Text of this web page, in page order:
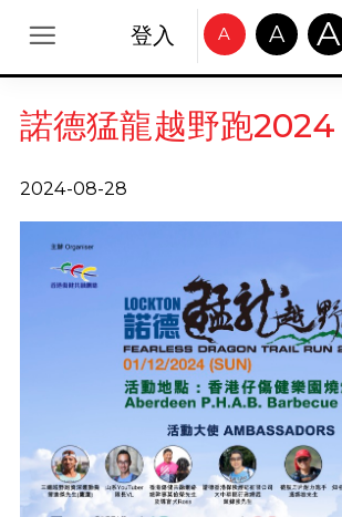
登入 A A A
諾德猛龍越野跑2024
2024-08-28